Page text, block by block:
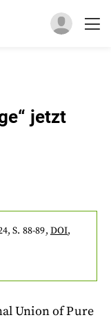
jetzt
, S. 88-89, DOI,
Union of Pure